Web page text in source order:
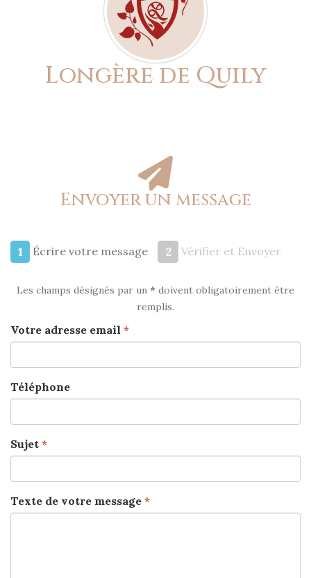
Longère de Quily
Envoyer un message
1 Écrire votre message 2 Vérifier et Envoyer
Envoyer un message
Les champs désignés par un * doivent obligatoirement être
remplis.
Votre adresse email *
Téléphone
Sujet *
Texte de votre message *